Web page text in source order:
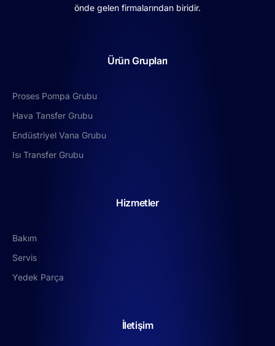
önde gelen firmalarından biridir.
Ürün Grupları
Proses Pompa Grubu
Hava Tansfer Grubu
Endüstriyel Vana Grubu
Isı Transfer Grubu
Hizmetler
Bakım
Servis
Yedek Parça
İletişim